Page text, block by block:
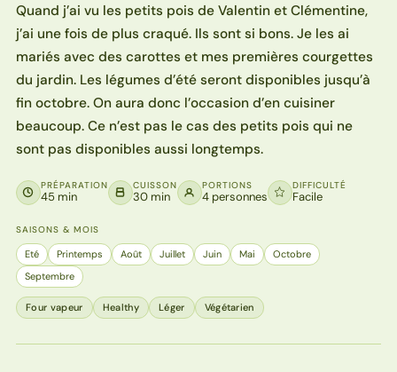
Quand j’ai vu les petits pois de Valentin et Clémentine,
j’ai une fois de plus craqué. Ils sont si bons. Je les ai
mariés avec des carottes et mes premières courgettes
du jardin. Les légumes d’été seront disponibles jusqu’à
fin octobre. On aura donc l’occasion d’en cuisiner
beaucoup. Ce n’est pas le cas des petits pois qui ne
sont pas disponibles aussi longtemps.
PRÉPARATION
45 min
CUISSON
30 min
PORTIONS
4 personnes
DIFFICULTÉ
Facile
SAISONS & MOIS
Eté Printemps Août Juillet Juin Mai
Octobre
Septembre
Four vapeur Healthy Léger Végétarien